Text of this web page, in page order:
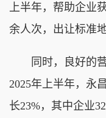
上半年，帮助企业
余人次，出让标准
同时，良好的营
2025年上半年，永
长23%，其中企业